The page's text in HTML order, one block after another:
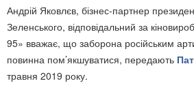
Андрій Яковлєв, бізнес-партнер
Зеленського, відповідальний за
95» вважає, що заборона російським
повинна пом’якшуватися, передають
травня 2019 року.